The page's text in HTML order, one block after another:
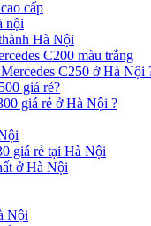
cấp
nội
Hà Nội
C200 màu trắng
C250 ở Hà Nội
giá rẻ?
giá rẻ ở Hà Nội ?
giá rẻ tại Hà Nội
ở Hà Nội
Nội